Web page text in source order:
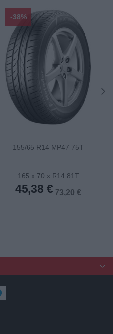
-38%
155/65 R14 MP47 75T
165 x 70 x R14 81T
45,38 € 73,20 €